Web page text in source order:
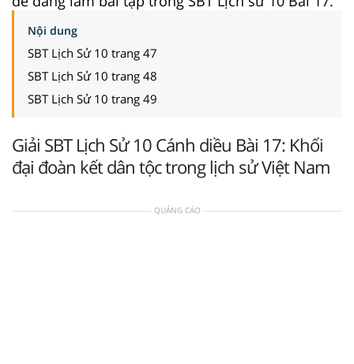
Nội dung
SBT Lịch Sử 10 trang 47
SBT Lịch Sử 10 trang 48
SBT Lịch Sử 10 trang 49
Giải SBT Lịch Sử 10 Cánh diều Bài 17: Khối
đại đoàn kết dân tộc trong lịch sử Việt Nam
QUẢNG CÁO